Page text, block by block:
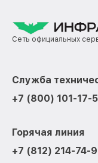
Сеть официальных
Служба
+7 (800) 101-17-
Горячая линия
+7 (812) 214-74-